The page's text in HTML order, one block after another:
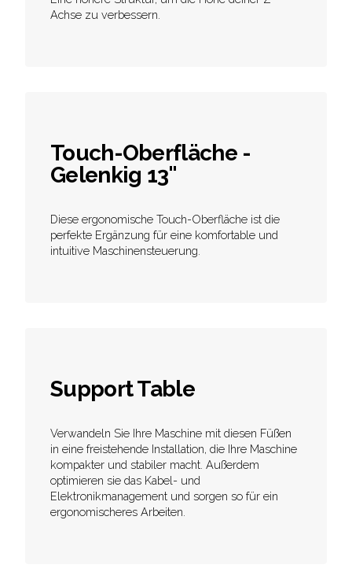
Achse zu verbessern.
Touch-Oberfläche -
Gelenkig 13"
Diese ergonomische Touch-Oberfläche ist die
perfekte Ergänzung für eine komfortable und
intuitive Maschinensteuerung.
Support Table
Verwandeln Sie Ihre Maschine mit diesen Füßen
in eine freistehende Installation, die Ihre Maschine
kompakter und stabiler macht. Außerdem
optimieren sie das Kabel- und
Elektronikmanagement und sorgen so für ein
ergonomischeres Arbeiten.